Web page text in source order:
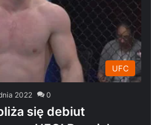
UFC
2022 0
się debiut